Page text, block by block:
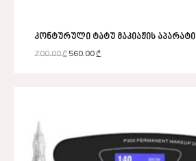
კონტურული ტატუ მაკიაჟის აპარატი
700.00₾560.00₾